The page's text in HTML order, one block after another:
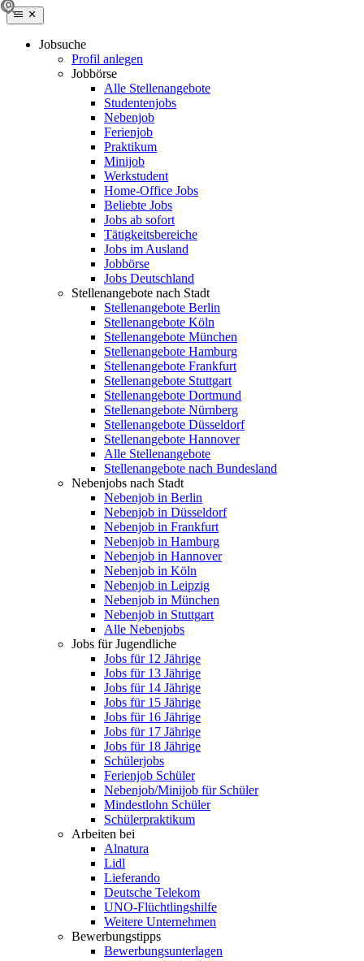
Jobsuche
Profil anlegen
Jobbörse
Alle Stellenangebote
Studentenjobs
Nebenjob
Ferienjob
Praktikum
Minijob
Werkstudent
Home-Office Jobs
Beliebte Jobs
Jobs ab sofort
Tätigkeitsbereiche
Jobs im Ausland
Jobbörse
Jobs Deutschland
Stellenangebote nach Stadt
Stellenangebote Berlin
Stellenangebote Köln
Stellenangebote München
Stellenangebote Hamburg
Stellenangebote Frankfurt
Stellenangebote Stuttgart
Stellenangebote Dortmund
Stellenangebote Nürnberg
Stellenangebote Düsseldorf
Stellenangebote Hannover
Alle Stellenangebote
Stellenangebote nach Bundesland
Nebenjobs nach Stadt
Nebenjob in Berlin
Nebenjob in Düsseldorf
Nebenjob in Frankfurt
Nebenjob in Hamburg
Nebenjob in Hannover
Nebenjob in Köln
Nebenjob in Leipzig
Nebenjob in München
Nebenjob in Stuttgart
Alle Nebenjobs
Jobs für Jugendliche
Jobs für 12 Jährige
Jobs für 13 Jährige
Jobs für 14 Jährige
Jobs für 15 Jährige
Jobs für 16 Jährige
Jobs für 17 Jährige
Jobs für 18 Jährige
Schülerjobs
Ferienjob Schüler
Nebenjob/Minijob für Schüler
Mindestlohn Schüler
Schülerpraktikum
Arbeiten bei
Alnatura
Lidl
Lieferando
Deutsche Telekom
UNO-Flüchtlingshilfe
Weitere Unternehmen
Bewerbungstipps
Bewerbungsunterlagen